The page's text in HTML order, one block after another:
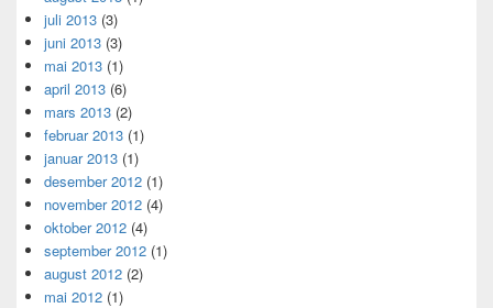
juli 2013 (3)
juni 2013 (3)
mai 2013 (1)
april 2013 (6)
mars 2013 (2)
februar 2013 (1)
januar 2013 (1)
desember 2012 (1)
november 2012 (4)
oktober 2012 (4)
september 2012 (1)
august 2012 (2)
mai 2012 (1)